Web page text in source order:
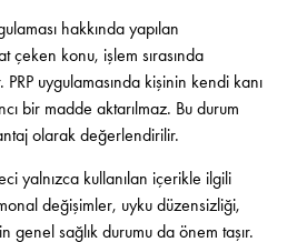
hakkında yapılan
konu, işlem sırasında
uygulamasında kişinin kendi kanı
bir madde aktarılmaz. Bu durum
olarak değerlendirilir.
yalnızca kullanılan içerikle ilgili
değişimler, uyku düzensizliği,
genel sağlık durumu da önem taşır.